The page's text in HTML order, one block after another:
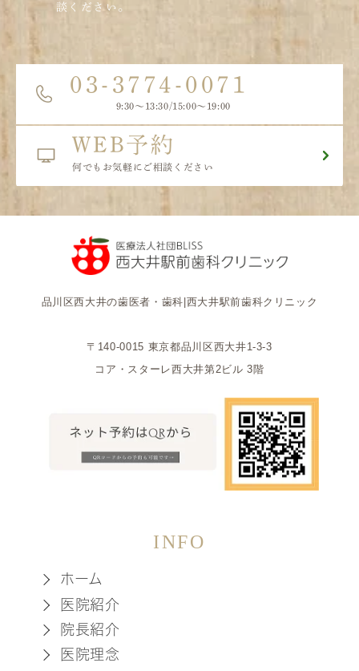
談ください。
03-3774-0071
9:30〜13:30/15:00～19:00
WEB予約
何でもお気軽にご相談ください
品川区西大井の歯医者・歯科|西大井駅前歯科クリニック
〒140-0015 東京都品川区西大井1-3-3
コア・スターレ西大井第2ビル 3階
INFO
ホーム
医院紹介
院長紹介
医院理念